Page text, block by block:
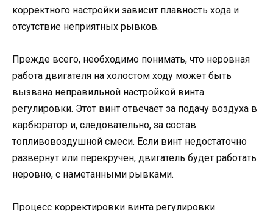
корректного настройки зависит плавность хода и
отсутствие неприятных рывков.
Прежде всего, необходимо понимать, что неровная
работа двигателя на холостом ходу может быть
вызвана неправильной настройкой винта
регулировки. Этот винт отвечает за подачу воздуха в
карбюратор и, следовательно, за состав
топливовоздушной смеси. Если винт недостаточно
развернут или перекручен, двигатель будет работать
неровно, с наметанными рывками.
Процесс корректировки винта регулировки